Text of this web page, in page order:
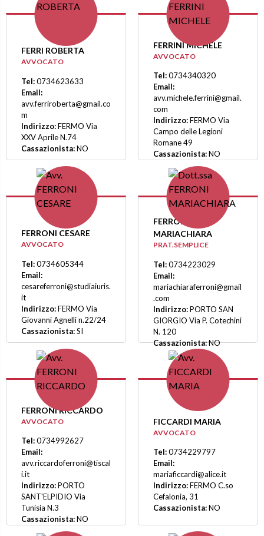
FERRI ROBERTA
AVVOCATO
Tel:0734623633
Email:
avv.ferriroberta@gmail.co
m
Indirizzo:FERMO Via
XXV Aprile N.74
Cassazionista:NO
FERRINI MICHELE
AVVOCATO
Tel:0734340320
Email:
avv.michele.ferrini@gmail.
com
Indirizzo:FERMO Via
Campo delle Legioni
Romane 49
Cassazionista:NO
FERRONI CESARE
AVVOCATO
Tel:0734605344
Email:
cesareferroni@studiaiuris.
it
Indirizzo:FERMO Via
Giovanni Agnelli n.22/24
Cassazionista:SI
FERRONI
MARIACHIARA
PRAT.SEMPLICE
Tel:0734223029
Email:
mariachiaraferroni@gmail
.com
Indirizzo:PORTO SAN
GIORGIO Via P. Cotechini
N. 120
Cassazionista:NO
FERRONI RICCARDO
AVVOCATO
Tel:0734992627
Email:
avv.riccardoferroni@tiscal
i.it
Indirizzo:PORTO
SANT'ELPIDIO Via
Tunisia N.3
Cassazionista:NO
FICCARDI MARIA
AVVOCATO
Tel:0734229797
Email:
mariaficcardi@alice.it
Indirizzo:FERMO C.so
Cefalonia, 31
Cassazionista:NO